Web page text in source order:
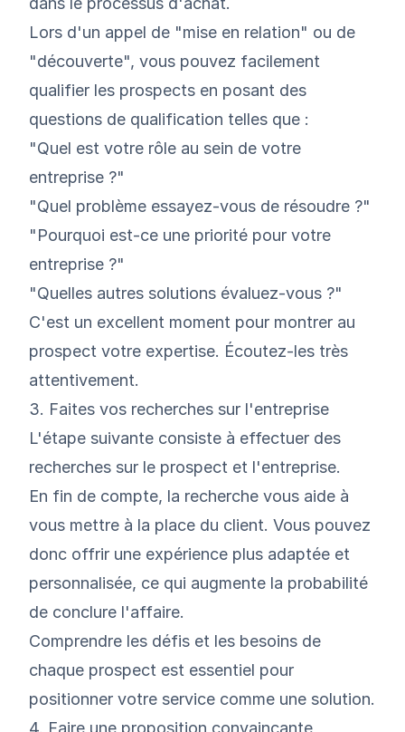
Lors d'un appel de "mise en relation" ou de
"découverte", vous pouvez facilement
qualifier les prospects en posant des
questions de qualification telles que :
"Quel est votre rôle au sein de votre
entreprise ?"
"Quel problème essayez-vous de résoudre ?"
"Pourquoi est-ce une priorité pour votre
entreprise ?"
"Quelles autres solutions évaluez-vous ?"
C'est un excellent moment pour montrer au
prospect votre expertise. Écoutez-les très
attentivement.
3. Faites vos recherches sur l'entreprise
L'étape suivante consiste à effectuer des
recherches sur le prospect et l'entreprise.
En fin de compte, la recherche vous aide à
vous mettre à la place du client. Vous pouvez
donc offrir une expérience plus adaptée et
personnalisée, ce qui augmente la probabilité
de conclure l'affaire.
Comprendre les défis et les besoins de
chaque prospect est essentiel pour
positionner votre service comme une solution.
4. Faire une proposition convaincante